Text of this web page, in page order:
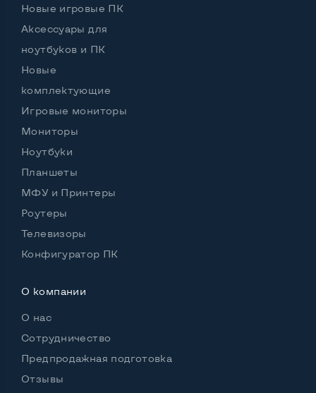
Новые игровые ПК
Аксессуары для
ноутбуков и ПК
Новые
комплектующие
Игровые мониторы
Мониторы
Ноутбуки
Планшеты
МФУ и Принтеры
Роутеры
Телевизоры
Конфигуратор ПК
О компании
О нас
Сотрудничество
Предпродажная подготовка
Отзывы